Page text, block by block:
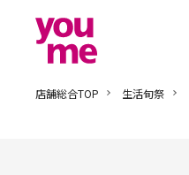
店舗総合TOP 生活旬祭